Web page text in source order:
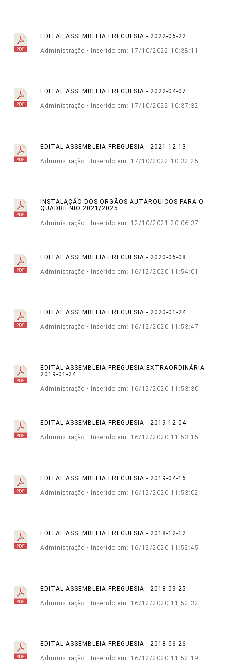
EDITAL ASSEMBLEIA FREGUESIA - 2022-06-22
Administração - Inserido em: 17/10/2022 10:38:11
EDITAL ASSEMBLEIA FREGUESIA - 2022-04-07
Administração - Inserido em: 17/10/2022 10:37:32
EDITAL ASSEMBLEIA FREGUESIA - 2021-12-13
Administração - Inserido em: 17/10/2022 10:32:25
INSTALAÇÃO DOS ORGÃOS AUTÁRQUICOS PARA O
QUADRIÉNIO 2021/2025
Administração - Inserido em: 12/10/2021 20:06:37
EDITAL ASSEMBLEIA FREGUESIA - 2020-06-08
Administração - Inserido em: 16/12/2020 11:54:01
EDITAL ASSEMBLEIA FREGUESIA - 2020-01-24
Administração - Inserido em: 16/12/2020 11:53:47
EDITAL ASSEMBLEIA FREGUESIA EXTRAORDINÁRIA -
2019-01-24
Administração - Inserido em: 16/12/2020 11:53:30
EDITAL ASSEMBLEIA FREGUESIA - 2019-12-04
Administração - Inserido em: 16/12/2020 11:53:15
EDITAL ASSEMBLEIA FREGUESIA - 2019-04-16
Administração - Inserido em: 16/12/2020 11:53:02
EDITAL ASSEMBLEIA FREGUESIA - 2018-12-12
Administração - Inserido em: 16/12/2020 11:52:45
EDITAL ASSEMBLEIA FREGUESIA - 2018-09-25
Administração - Inserido em: 16/12/2020 11:52:32
EDITAL ASSEMBLEIA FREGUESIA - 2018-06-26
Administração - Inserido em: 16/12/2020 11:52:19